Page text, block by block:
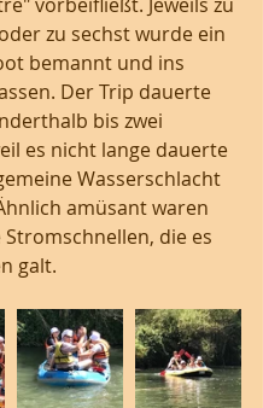
zu sechst wurde ein
bemannt und ins
Der Trip dauerte
bis zwei
es nicht lange dauerte
Wasserschlacht
amüsant waren
die es
galt.